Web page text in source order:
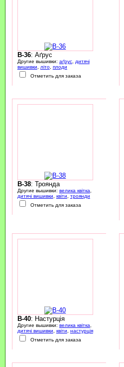
B-36: Аґрус
Другие вышивки: аґрус,
дитячі
вишивки
літо, плоди
Отметить для заказа
B-38: Троянда
Другие вышивки: велика квітка
дитячі вишивки
квіти
троянди
Отметить для заказа
B-40: Настурція
Другие вышивки: велика квітка
дитячі вишивки
квіти
настурція
Отметить для заказа